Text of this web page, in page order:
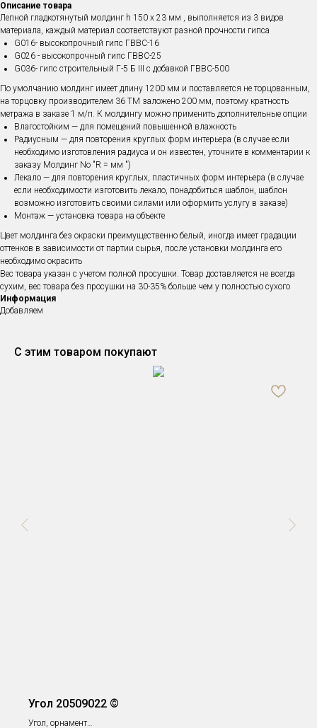
Описание товара
Лепной гладкотянутый молдинг h 150 х 23 мм , выполняется из 3 видов
материала, каждый материал соответствуют разной прочности гипса
G016- высокопрочный гипс ГВВС-16
G026 - высокопрочный гипс ГВВС-25
G036- гипс строительный Г-5 Б III с добавкой ГВВС-500
По умолчанию молдинг имеет длину 1200 мм и поставляется не торцованным,
на торцовку производителем 36 ТМ заложено 200 мм, поэтому кратность
метража в заказе 1 м/п. К молдингу можно применить дополнительные опции
Влагостойким — для помещений повышенной влажность
Радиусным — для повторения круглых форм интерьера (в случае если
необходимо изготовления радиуса и он известен, уточните в комментарии к
заказу Молдинг No "R = мм ")
Лекало — для повторения круглых, пластичных форм интерьера (в случае
если необходимости изготовить лекало, понадобиться шаблон, шаблон
возможно изготовить своими силами или оформить услугу в заказе)
Монтаж — установка товара на объекте
Цвет молдинга без окраски преимущественно белый, иногда имеет градации
оттенков в зависимости от партии сырья, после установки молдинга его
необходимо окрасить
Вес товара указан с учетом полной просушки. Товар доставляется не всегда
сухим, вес товара без просушки на 30-35% больше чем у полностью сухого
Информация
Добавляем
С этим товаром покупают
Угол 20509022 ©
Угол, орнамент